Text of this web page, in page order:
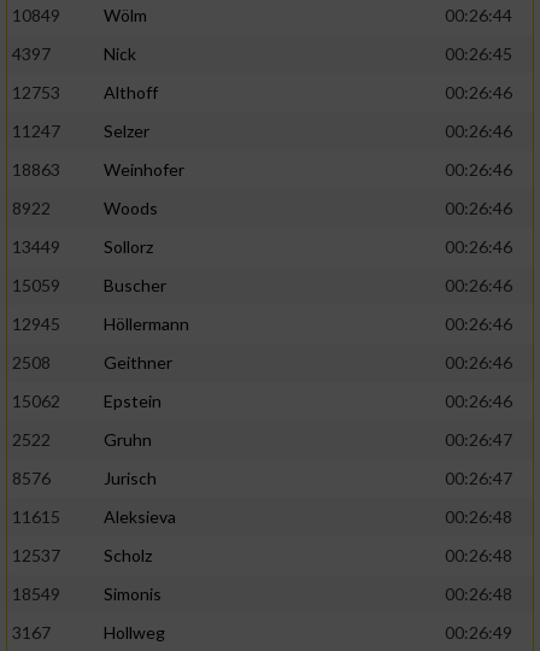
10849
Wölm
00:26:44
4397
Nick
00:26:45
12753
Althoff
00:26:46
11247
Selzer
00:26:46
18863
Weinhofer
00:26:46
8922
Woods
00:26:46
13449
Sollorz
00:26:46
15059
Buscher
00:26:46
12945
Höllermann
00:26:46
2508
Geithner
00:26:46
15062
Epstein
00:26:46
2522
Gruhn
00:26:47
8576
Jurisch
00:26:47
11615
Aleksieva
00:26:48
12537
Scholz
00:26:48
18549
Simonis
00:26:48
3167
Hollweg
00:26:49